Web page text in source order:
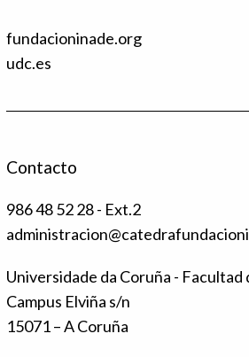
e
d
t
fundacioninade.org
udc.es
Contacto
986 48 52 28 - Ext.2
Universidade da Coruña -
Campus Elviña s/n
15071 – A Coruña